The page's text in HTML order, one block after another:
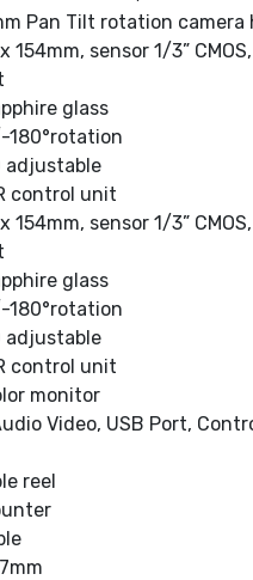
Pan Tilt rotation camera
154mm, sensor 1/3”
glass
180°rotation
adjustable
control unit
154mm, sensor 1/3”
glass
180°rotation
adjustable
control unit
monitor
Video, USB Port,
reel